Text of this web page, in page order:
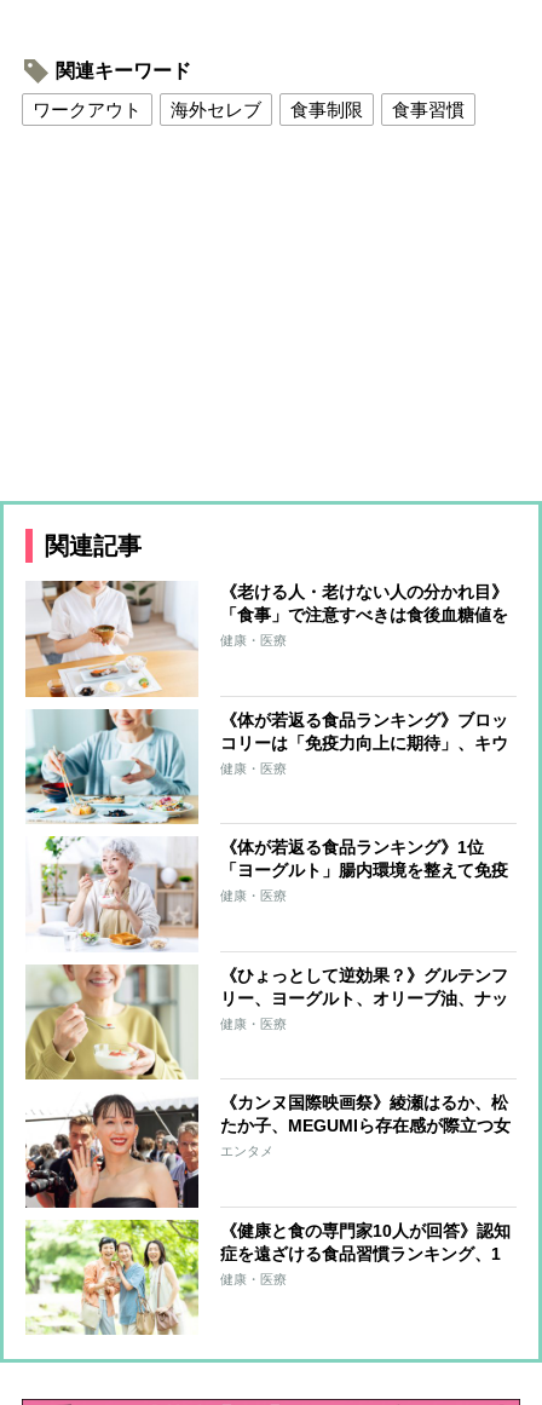
関連キーワード
ワークアウト
海外セレブ 食事制限 食事習慣
関連記事
《老ける人・老けない人の分かれ目》
「食事」で注意すべきは食後血糖値を
急上昇させる「高GI食品」 多くの食
健康・医療
《体が若返る食品ランキング》ブロッ
コリーは「免疫力向上に期待」、キウ
イフルーツは「睡眠へ好影響」 気を
健康・医療
《体が若返る食品ランキング》1位
「ヨーグルト」腸内環境を整えて免疫
力アップ、カルシウムやたんぱく質も
健康・医療
《ひょっとして逆効果？》グルテンフ
リー、ヨーグルト、オリーブ油、ナッ
ツ類、減塩生活…注意したい日本人の
健康・医療
《カンヌ国際映画祭》綾瀬はるか、松
たか子、MEGUMIら存在感が際立つ女
優たちのファッションをチェック
エンタメ
《健康と食の専門家10人が回答》認知
症を遠ざける食品習慣ランキング、1
位は「青魚全般」と「ウォーキン
健康・医療